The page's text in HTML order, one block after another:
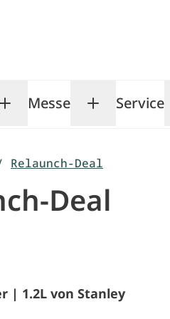
Toggle TOP Salon
Messe ToggleService
Relaunch-Deal
Deal
| 1.2L von Stanley